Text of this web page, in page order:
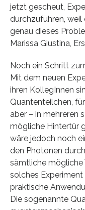
jetzt gescheut,
durchzuführen, weil
genau dieses
Marissa Giustina,
Noch ein Schritt
Mit dem neuen
ihren KollegInnen
Quantenteilchen,
aber – in mehreren
mögliche Hintertür
wäre jedoch noch
den Photonen
sämtliche mögliche
solches
praktische
Die sogenannte